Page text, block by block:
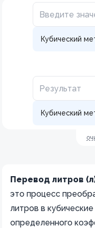
Перевод литров
это процесс
литров в
определенного